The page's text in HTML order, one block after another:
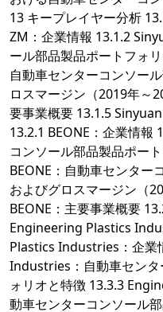
13 キープレイヤー分析
ZM：企業情報 13.1.2
ール部品製品ポートフォ
自動車センターコンソー
ロスマージン（2019年～
要事業概要 13.1.5
13.2.1 BEONE：企業情報
コンソール部品製品ポー
BEONE：自動車センター
およびグロスマージン（
BEONE：主要事業概要
Engineering Plastics
Plastics Industries：企業
Industries：自動車センタ
ォリオと特徴 13.3.3
動車センターコンソール